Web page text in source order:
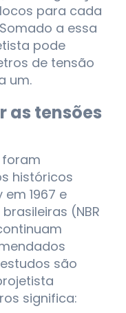
para cada
a essa
pode
de tensão
um.
as tensões
foram
históricos
1967 e
(NBR
são
significa: